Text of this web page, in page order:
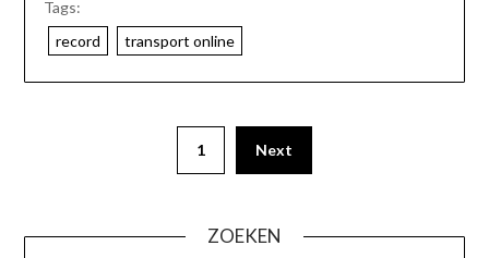
Tags:
record
transport online
1 Next
ZOEKEN